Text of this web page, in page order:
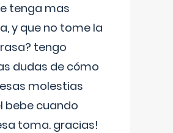
tenga mas
y que no tome la
tengo
dudas de cómo
molestias
bebe cuando
toma. gracias!